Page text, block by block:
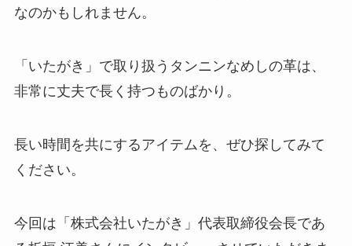
なのかもしれません。
「いたがき」で取り扱うタンニンなめしの革は、
非常に丈夫で長く持つものばかり。
長い時間を共にするアイテムを、ぜひ探してみて
ください。
今回は「株式会社いたがき」代表取締役会長であ